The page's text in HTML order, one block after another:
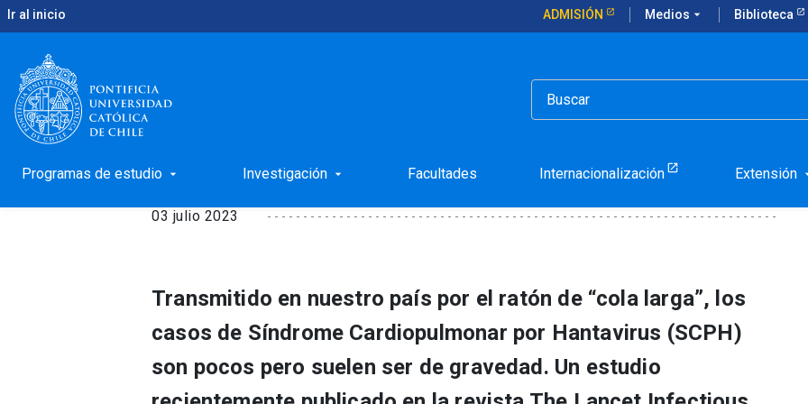
Ir al inicio ADMISIÓN Medios arrow_drop_down Biblioteca
Programas de estudio arrow_drop_down Investigación arrow_drop_down Facultades Internacionalización Extensión
Inicio
Investigan hantavirus en seres humanos en
03 julio 2023
Transmitido en nuestro país por el ratón de “cola larga”, los
casos de Síndrome Cardiopulmonar por Hantavirus (SCPH)
son pocos pero suelen ser de gravedad. Un estudio